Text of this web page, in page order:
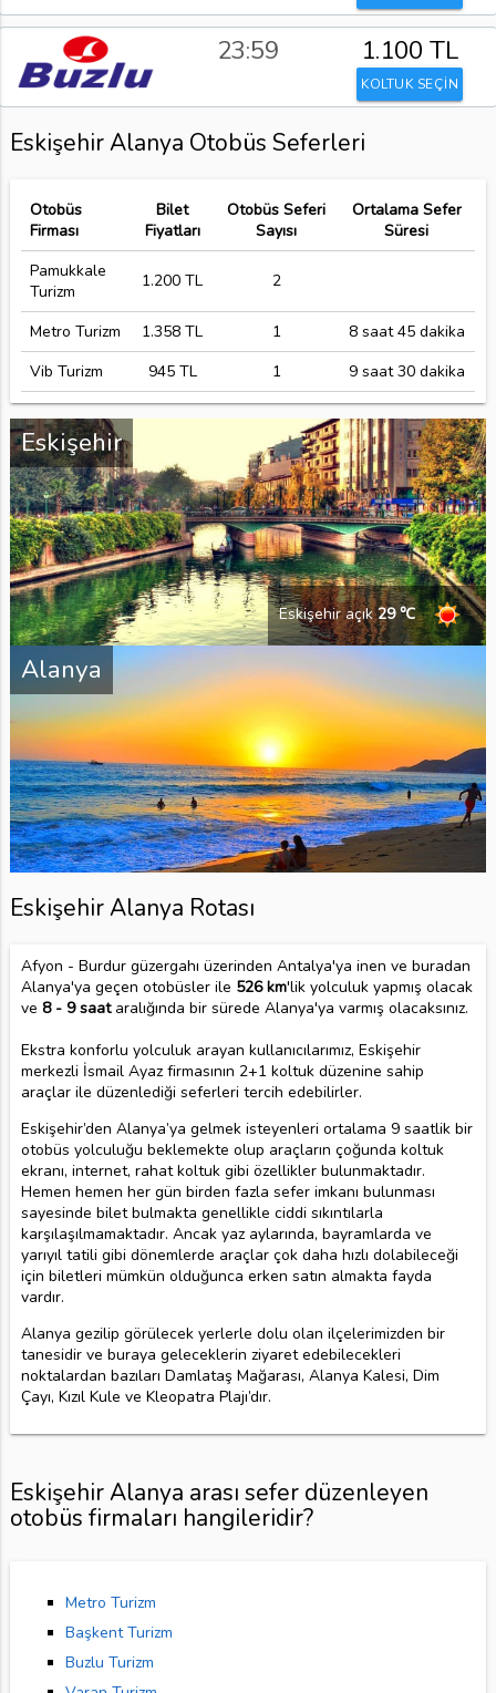
23:59 1.100 TL
KOLTUK SEÇİN
Eskişehir Alanya Otobüs Seferleri
Otobüs
Firması
Bilet
Fiyatları
Otobüs Seferi
Sayısı
Ortalama Sefer
Süresi
Pamukkale
Turizm
1.200 TL 2
Metro Turizm 1.358 TL 1
8 saat 45 dakika
Vib Turizm
945 TL 1 9 saat 30 dakika
Eskişehir
Eskişehir açık29 ℃
Alanya
Eskişehir Alanya Rotası
Afyon - Burdur güzergahı üzerinden Antalya'ya inen ve buradan
Alanya'ya geçen otobüsler ile 526 km'lik yolculuk yapmış olacak
ve 8 - 9 saat aralığında bir sürede Alanya'ya varmış olacaksınız.
Ekstra konforlu yolculuk arayan kullanıcılarımız, Eskişehir
merkezli İsmail Ayaz firmasının 2+1 koltuk düzenine sahip
araçlar ile düzenlediği seferleri tercih edebilirler.
Eskişehir’den Alanya’ya gelmek isteyenleri ortalama 9 saatlik bir
otobüs yolculuğu beklemekte olup araçların çoğunda koltuk
ekranı, internet, rahat koltuk gibi özellikler bulunmaktadır.
Hemen hemen her gün birden fazla sefer imkanı bulunması
sayesinde bilet bulmakta genellikle ciddi sıkıntılarla
karşılaşılmamaktadır. Ancak yaz aylarında, bayramlarda ve
yarıyıl tatili gibi dönemlerde araçlar çok daha hızlı dolabileceği
için biletleri mümkün olduğunca erken satın almakta fayda
vardır.
Alanya gezilip görülecek yerlerle dolu olan ilçelerimizden bir
tanesidir ve buraya geleceklerin ziyaret edebilecekleri
noktalardan bazıları Damlataş Mağarası, Alanya Kalesi, Dim
Çayı, Kızıl Kule ve Kleopatra Plajı’dır.
Eskişehir Alanya arası sefer düzenleyen
otobüs firmaları hangileridir?
Metro Turizm
Başkent Turizm
Buzlu Turizm